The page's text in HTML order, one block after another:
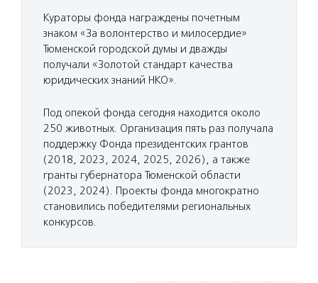
Кураторы фонда награждены почетным
знаком «За волонтерство и милосердие»
Тюменской городской думы и дважды
получали «Золотой стандарт качества
юридических знаний НКО».
Под опекой фонда сегодня находится около
250 животных. Организация пять раз получала
поддержку Фонда президентских грантов
(2018, 2023, 2024, 2025, 2026), а также
гранты губернатора Тюменской области
(2023, 2024). Проекты фонда многократно
становились победителями региональных
конкурсов.